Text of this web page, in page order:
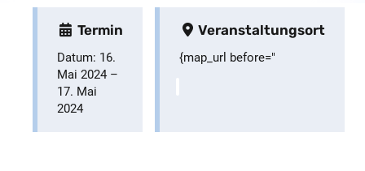
Termin
Datum: 16.
Mai 2024 –
17. Mai
2024
Veranstaltungsort
{map_url before="